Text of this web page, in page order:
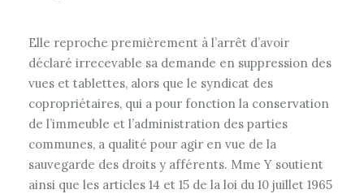
Elle reproche premièrement à l’arrêt d’avoir
déclaré irrecevable sa demande en suppression des
vues et tablettes, alors que le syndicat des
copropriétaires, qui a pour fonction la conservation
de l’immeuble et l’administration des parties
communes, a qualité pour agir en vue de la
sauvegarde des droits y afférents. Mme Y soutient
ainsi que les articles 14 et 15 de la loi du 10 juillet 1965